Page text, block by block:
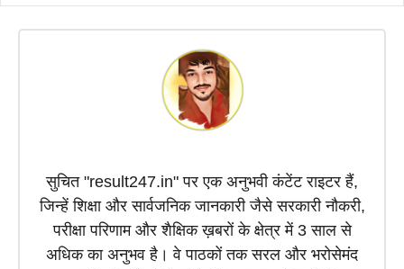
o
p
a
I
t
सुचित "result247.in" पर एक अनुभवी कंटेंट राइटर हैं,
जिन्हें शिक्षा और सार्वजनिक जानकारी जैसे सरकारी नौकरी,
परीक्षा परिणाम और शैक्षिक ख़बरों के क्षेत्र में 3 साल से
अधिक का अनुभव है। वे पाठकों तक सरल और भरोसेमंद